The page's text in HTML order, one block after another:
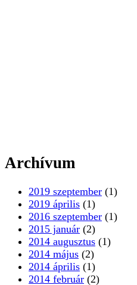
Archívum
2019 szeptember (1)
2019 április (1)
2016 szeptember (1)
2015 január (2)
2014 augusztus (1)
2014 május (2)
2014 április (1)
2014 február (2)